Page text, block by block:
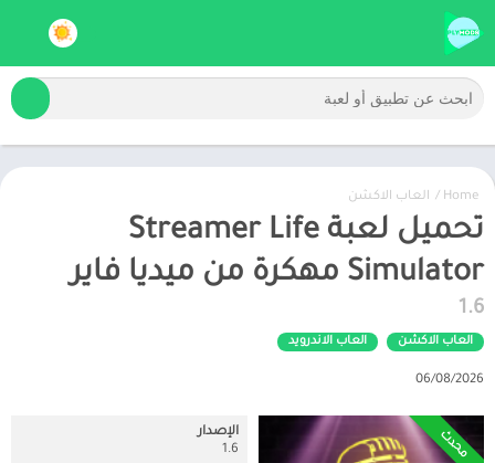
Home
/ العاب الاكشن
تحميل لعبة Streamer Life
Simulator مهكرة من ميديا فاير
1.6
العاب الاكشن العاب الاندرويد
06/08/2026
محدث
الإصدار
1.6